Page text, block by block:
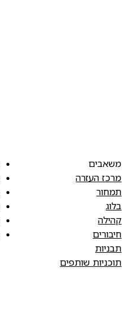
משאבים
מרכז העזרה
תמחור
בלוג
קהילה
חיבורים
תבניות
תוכניות שותפים